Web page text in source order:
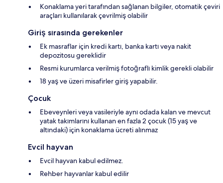
Konaklama yeri tarafından sağlanan bilgiler, otomatik çeviri
araçları kullanılarak çevrilmiş olabilir
Giriş sırasında gerekenler
Ek masraflar için kredi kartı, banka kartı veya nakit
depozitosu gereklidir
Resmi kurumlarca verilmiş fotoğraflı kimlik gerekli olabilir
18 yaş ve üzeri misafirler giriş yapabilir.
Çocuk
Ebeveynleri veya vasileriyle aynı odada kalan ve mevcut
yatak takımlarını kullanan en fazla 2 çocuk (15 yaş ve
altındaki) için konaklama ücreti alınmaz
Evcil hayvan
Evcil hayvan kabul edilmez.
Rehber hayvanlar kabul edilir